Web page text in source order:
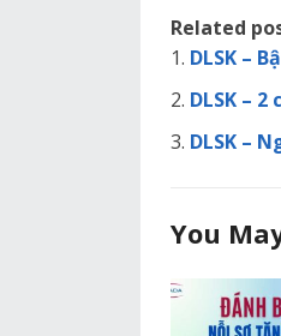
Related
DLSK –
DLSK –
DLSK –
You